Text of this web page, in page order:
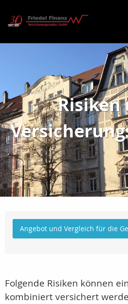
Risiken
Angebot und Vergleich für die
Folgende Risiken können
kombiniert versichert